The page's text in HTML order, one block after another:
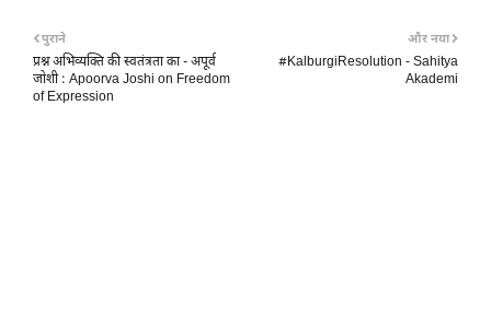
और नया
#KalburgiResolution - Sahitya
Akademi
पुराने
प्रश्न अभिव्यक्ति की स्वतंत्रता का - अपूर्व
जोशी : Apoorva Joshi on Freedom
of Expression